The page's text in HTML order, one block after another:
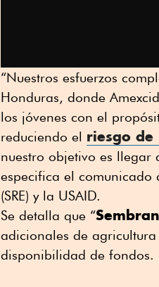
“Nuestros esfuerzos
Honduras, donde
los jóvenes con el
reduciendo el riesgo
nuestro objetivo es llegar
especifica el comunicado
(SRE) y la USAID.
Se detalla que “
adicionales de
disponibilidad de fondos.